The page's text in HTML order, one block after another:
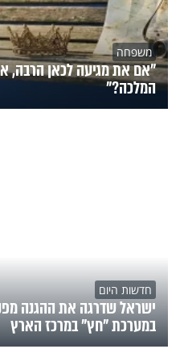
משפחה
"אם את מגיעה לכאן הרבה,
המלכה?"
חדשות היום
ישראל שדרגה את ההגנה
במערכת "חץ" במרכז הארץ